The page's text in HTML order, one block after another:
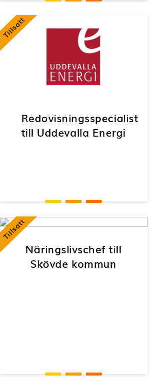
Redovisningsspecialist
till Uddevalla Energi
Tillsatt
Näringslivschef till
Skövde kommun
Tillsatt